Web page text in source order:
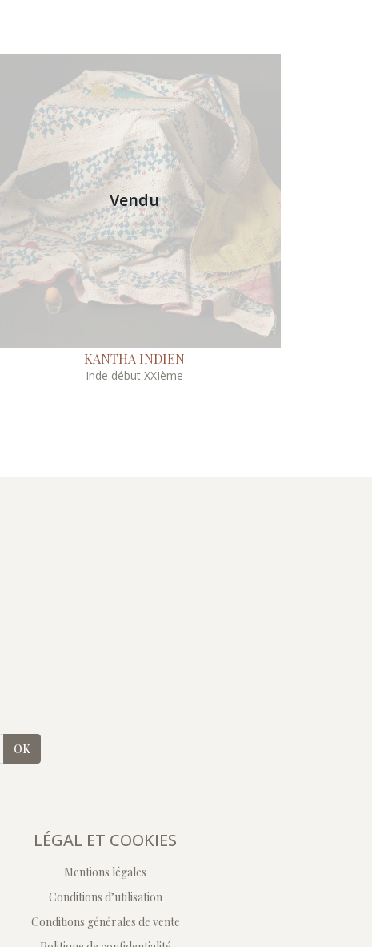
Vendu
KANTHA INDIEN
Inde début XXIème
OK
LÉGAL ET COOKIES
Mentions légales
Conditions d’utilisation
Conditions générales de vente